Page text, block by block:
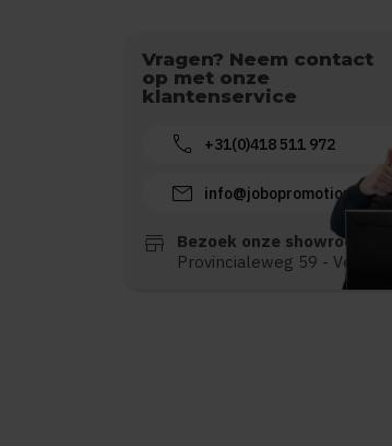
Vragen? Neem contact
op met onze
klantenservice
call +31(0)418 511 972
mail info@jobopromotions.nl
store
Bezoek onze showroom:
Provincialeweg 59 - Velddriel